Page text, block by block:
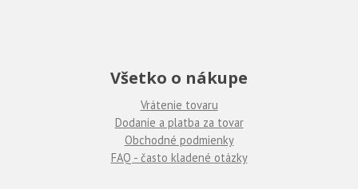
Všetko o nákupe
Vrátenie tovaru
Dodanie a platba za tovar
Obchodné podmienky
FAQ - často kladené otázky